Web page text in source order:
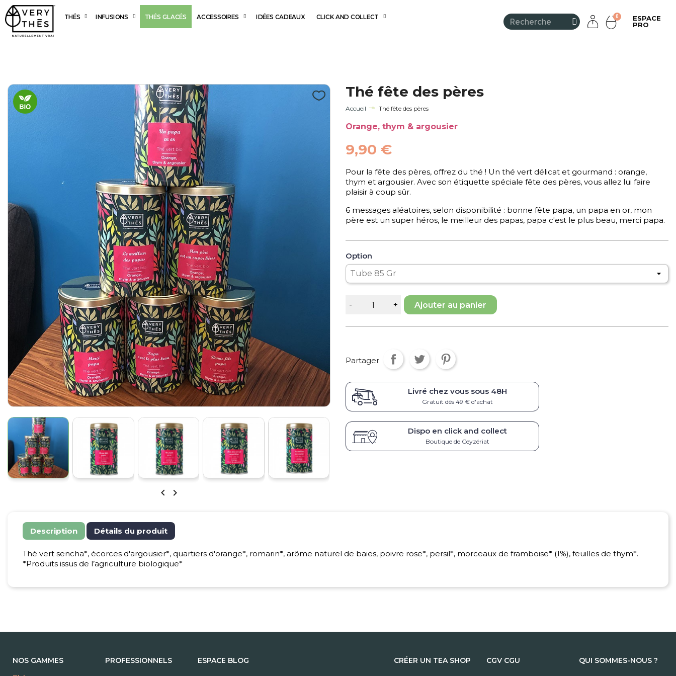
THÉS INFUSIONS THÉS GLACÉS ACCESSOIRES IDÉES CADEAUX CLICK AND COLLECT
ESPACE
PRO
 
Thé fête des pères
Accueil Thé fête des pères
Orange, thym & argousier
9,90 €
Pour la fête des pères, offrez du thé ! Un thé vert délicat et gourmand : orange,
thym et argousier. Avec son étiquette spéciale fête des pères, vous allez lui faire
plaisir à coup sûr.
6 messages aléatoires, selon disponibilité : bonne fête papa, un papa en or, mon
père est un super héros, le meilleur des papas, papa c'est le plus beau, merci papa.
Option
Ajouter au panier
Partager
Livré chez vous sous 48H
Gratuit dès 49 € d'achat
Dispo en click and collect
Boutique de Ceyzériat
Description Détails du produit
Thé vert sencha*, écorces d'argousier*, quartiers d'orange*, romarin*, arôme naturel de baies, poivre rose*, persil*, morceaux de framboise* (1%), feuilles de thym*.
*Produits issus de l’agriculture biologique*
NOS GAMMES PROFESSIONNELS ESPACE BLOG CRÉER UN TEA SHOP CGV CGU QUI SOMMES-NOUS ?